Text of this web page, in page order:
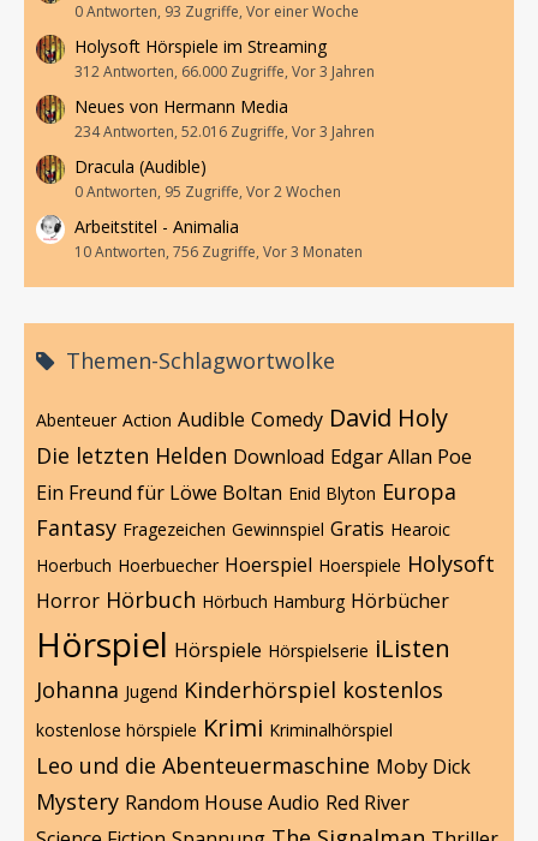
0 Antworten, 93 Zugriffe, Vor einer Woche
Holysoft Hörspiele im Streaming
312 Antworten, 66.000 Zugriffe, Vor 3 Jahren
Neues von Hermann Media
234 Antworten, 52.016 Zugriffe, Vor 3 Jahren
Dracula (Audible)
0 Antworten, 95 Zugriffe, Vor 2 Wochen
Arbeitstitel - Animalia
10 Antworten, 756 Zugriffe, Vor 3 Monaten
Themen-Schlagwortwolke
Abenteuer Action Audible Comedy David Holy
Die letzten Helden Download Edgar Allan Poe
Ein Freund für Löwe Boltan Enid Blyton Europa
Fantasy Fragezeichen Gewinnspiel Gratis Hearoic
Hoerbuch Hoerbuecher Hoerspiel Hoerspiele Holysoft
Horror Hörbuch Hörbuch Hamburg Hörbücher
Hörspiel Hörspiele Hörspielserie iListen
Johanna Jugend Kinderhörspiel kostenlos
kostenlose hörspiele Krimi Kriminalhörspiel
Leo und die Abenteuermaschine Moby Dick
Mystery Random House Audio Red River